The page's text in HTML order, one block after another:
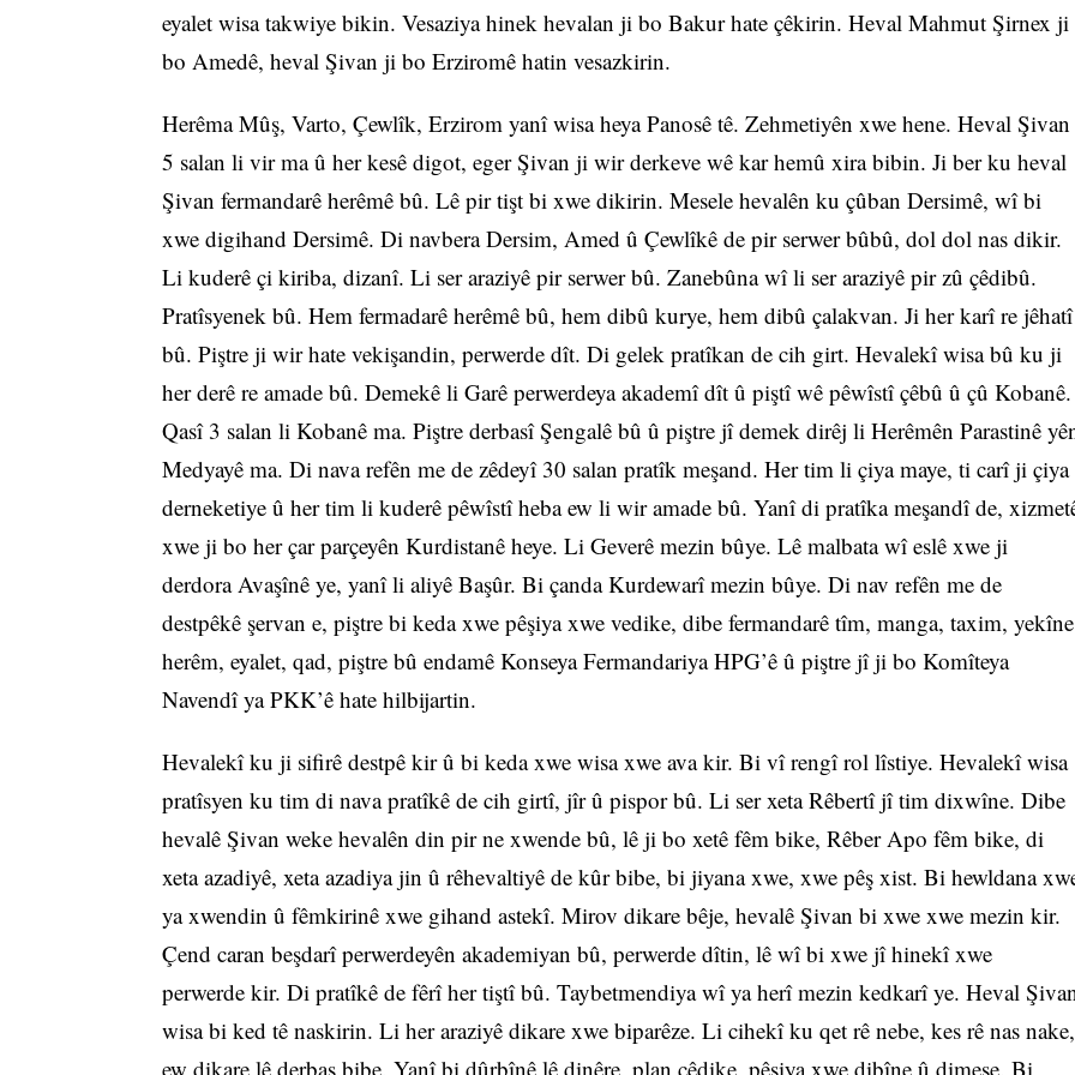
eyalet wisa takwiye bikin. Vesaziya hinek hevalan ji bo Bakur hate çêkirin. Heval Mahmut Şirnex ji
bo Amedê, heval Şivan ji bo Erziromê hatin vesazkirin.
Herêma Mûş, Varto, Çewlîk, Erzirom yanî wisa heya Panosê tê. Zehmetiyên xwe hene. Heval Şivan
5 salan li vir ma û her kesê digot, eger Şivan ji wir derkeve wê kar hemû xira bibin. Ji ber ku heval
Şivan fermandarê herêmê bû. Lê pir tişt bi xwe dikirin. Mesele hevalên ku çûban Dersimê, wî bi
xwe digihand Dersimê. Di navbera Dersim, Amed û Çewlîkê de pir serwer bûbû, dol dol nas dikir.
Li kuderê çi kiriba, dizanî. Li ser araziyê pir serwer bû. Zanebûna wî li ser araziyê pir zû çêdibû.
Pratîsyenek bû. Hem fermadarê herêmê bû, hem dibû kurye, hem dibû çalakvan. Ji her karî re jêhatî
bû. Piştre ji wir hate vekişandin, perwerde dît. Di gelek pratîkan de cih girt. Hevalekî wisa bû ku ji
her derê re amade bû. Demekê li Garê perwerdeya akademî dît û piştî wê pêwîstî çêbû û çû Kobanê.
Qasî 3 salan li Kobanê ma. Piştre derbasî Şengalê bû û piştre jî demek dirêj li Herêmên Parastinê
Medyayê ma. Di nava refên me de zêdeyî 30 salan pratîk meşand. Her tim li çiya maye, ti carî ji çiya
derneketiye û her tim li kuderê pêwîstî heba ew li wir amade bû. Yanî di pratîka meşandî de,
xwe ji bo her çar parçeyên Kurdistanê heye. Li Geverê mezin bûye. Lê malbata wî eslê xwe ji
derdora Avaşînê ye, yanî li aliyê Başûr. Bi çanda Kurdewarî mezin bûye. Di nav refên me de
destpêkê şervan e, piştre bi keda xwe pêşiya xwe vedike, dibe fermandarê tîm, manga, taxim,
herêm, eyalet, qad, piştre bû endamê Konseya Fermandariya HPG’ê û piştre jî ji bo Komîteya
Navendî ya PKK’ê hate hilbijartin.
Hevalekî ku ji sifirê destpê kir û bi keda xwe wisa xwe ava kir. Bi vî rengî rol lîstiye. Hevalekî wisa
pratîsyen ku tim di nava pratîkê de cih girtî, jîr û pispor bû. Li ser xeta Rêbertî jî tim dixwîne. Dibe
hevalê Şivan weke hevalên din pir ne xwende bû, lê ji bo xetê fêm bike, Rêber Apo fêm bike, di
xeta azadiyê, xeta azadiya jin û rêhevaltiyê de kûr bibe, bi jiyana xwe, xwe pêş xist. Bi hewldana
ya xwendin û fêmkirinê xwe gihand astekî. Mirov dikare bêje, hevalê Şivan bi xwe xwe mezin kir.
Çend caran beşdarî perwerdeyên akademiyan bû, perwerde dîtin, lê wî bi xwe jî hinekî xwe
perwerde kir. Di pratîkê de fêrî her tiştî bû. Taybetmendiya wî ya herî mezin kedkarî ye. Heval
wisa bi ked tê naskirin. Li her araziyê dikare xwe biparêze. Li cihekî ku qet rê nebe, kes rê nas nake,
ew dikare lê derbas bibe. Yanî bi dûrbînê lê dinêre, plan çêdike, pêşiya xwe dibîne û dimeşe. Bi